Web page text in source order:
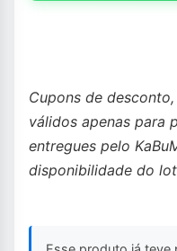
Cupons de
válidos apenas para
entregues pelo
disponibilidade do